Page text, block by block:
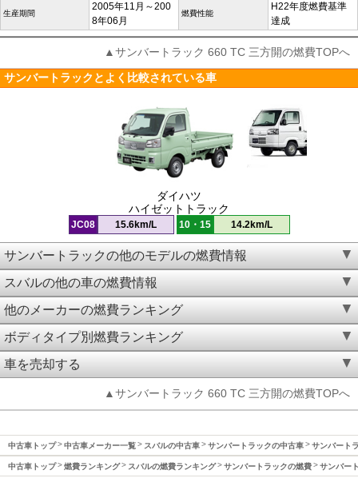
生産期間
2005年11月～200
8年06月
燃費性能
H22年度燃費基準
達成
▲サンバートラック 660 TC 三方開の燃費TOPへ
サンバートラックとよく比較されている車
ダイハツ
ハイゼットトラック
JC08 15.6km/L 10・15 14.2km/L
サンバートラックの他のモデルの燃費情報
スバルの他の車の燃費情報
他のメーカーの燃費ランキング
ボディタイプ別燃費ランキング
車を売却する
▲サンバートラック 660 TC 三方開の燃費TOPへ
中古車トップ 中古車メーカー一覧 スバルの中古車 サンバートラックの中古車 サンバート
中古車トップ 燃費ランキング スバルの燃費ランキング サンバートラックの燃費 サンバー